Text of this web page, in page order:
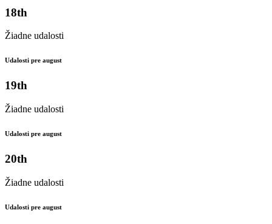
18th
Žiadne udalosti
Udalosti pre august
19th
Žiadne udalosti
Udalosti pre august
20th
Žiadne udalosti
Udalosti pre august